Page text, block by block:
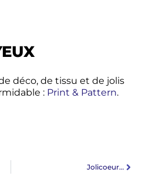
déco, de tissu et de jolis
: Print & Pattern.
Jolicoeur…